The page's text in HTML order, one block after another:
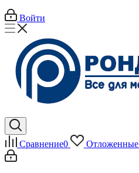
Войти
Сравнение0 Отложенные